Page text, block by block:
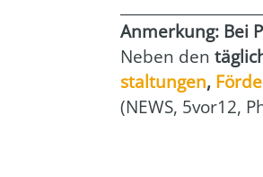
Anmer­kung: Bei
Neben den
stal­tun­gen,
(NEWS, 5vor12,